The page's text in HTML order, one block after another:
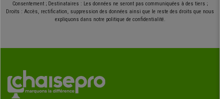
Consentement ; Destinataires : Les données ne seront pas communiquées à des tiers ;
Droits : Accès, rectification, suppression des données ainsi que le reste des droits que nous
expliquons dans notre politique de confidentialité.